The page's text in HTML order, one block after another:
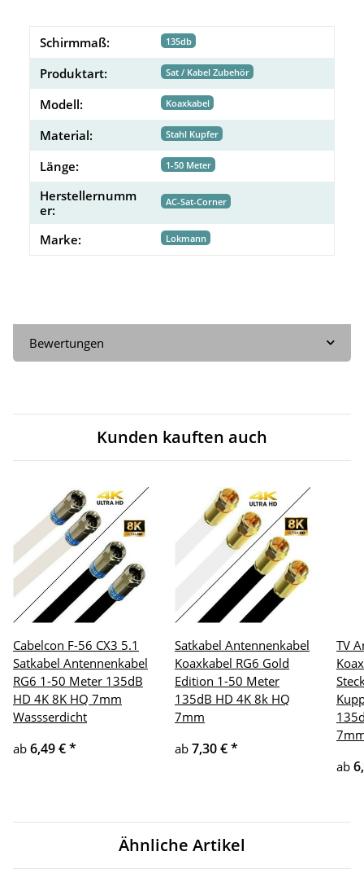
Schirmmaß: 135db
Produktart: Sat / Kabel Zubehör
Modell: Koaxkabel
Material: Stahl Kupfer
Länge: 1-50 Meter
Herstellernumm
er:
AC-Sat-Corner
Marke: Lokmann
Bewertungen
Kunden kauften auch
Cabelcon F-56 CX3 5.1
Satkabel Antennenkabel
RG6 1-50 Meter 135dB
HD 4K 8K HQ 7mm
Wassserdicht
ab 6,49 €*
Satkabel Antennenkabel
Koaxkabel RG6 Gold
Edition 1-50 Meter
135dB HD 4K 8k HQ
7mm
ab 7,30 €*
TV
ab
Ähnliche Artikel